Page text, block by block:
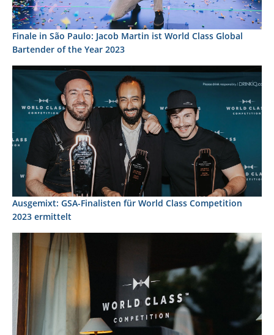
Finale in São Paulo: Jacob Martin ist World Class Global
Bartender of the Year 2023
Ausgemixt: GSA-Finalisten für World Class Competition
2023 ermittelt